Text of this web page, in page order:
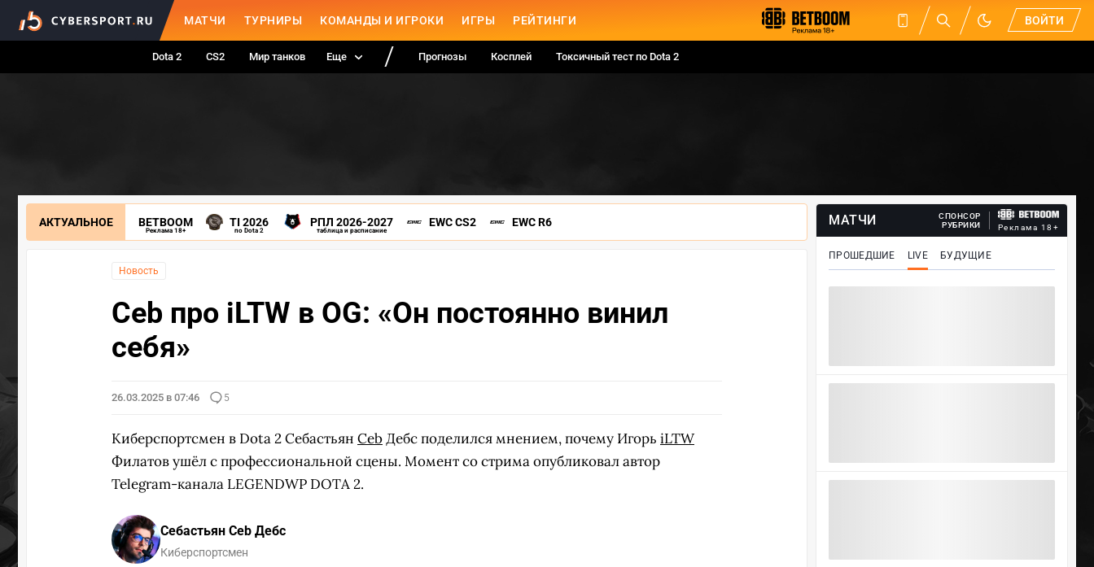
МАТЧИ ТУРНИРЫ КОМАНДЫ И ИГРОКИ ИГРЫ РЕЙТИНГИ ВОЙТИ
Dota 2 CS2 Мир танков Еще Прогнозы Косплей Токсичный тест по Dota 2
АКТУАЛЬНОЕ BETBOOM
Реклама 18+
TI 2026
по Dota 2
РПЛ 2026-2027
таблица и расписание
EWC CS2 EWC R6
Новость
Ceb про iLTW в OG: «Он постоянно винил
себя»
26.03.2025 в 07:46 5
Киберспортсмен в Dota 2 Себастьян CebДебс поделился мнением, почему Игорь iLTW
Филатов ушёл с профессиональной сцены. Момент со стрима опубликовал автор
Telegram-канала LEGENDWP DOTA 2.
Себастьян Ceb Дебс
Киберспортсмен
МАТЧИ
СПОНСОР
РУБРИКИ
Реклама 18+
ПРОШЕДШИЕ LIVE БУДУЩИЕ